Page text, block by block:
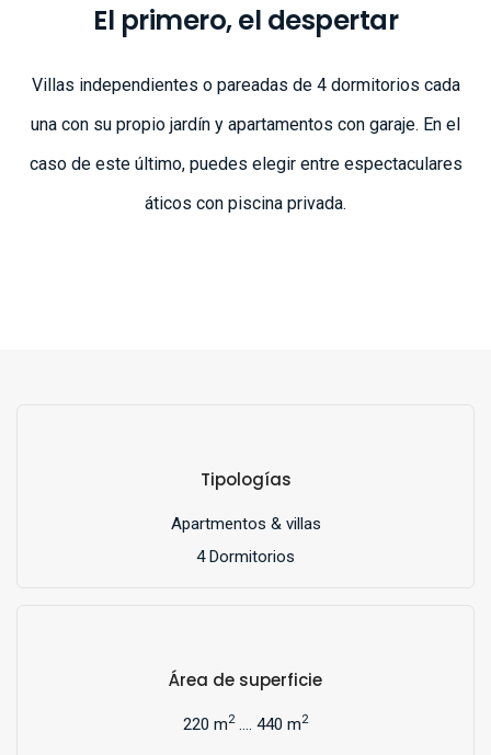
El primero, el despertar
Villas independientes o pareadas de 4 dormitorios cada
una con su propio jardín y apartamentos con garaje. En el
caso de este último, puedes elegir entre espectaculares
áticos con piscina privada.
Tipologías
Apartmentos & villas
4 Dormitorios
Área de superficie
220 m2.... 440 m2